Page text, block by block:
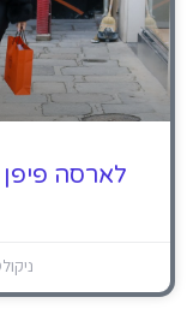
לארסה